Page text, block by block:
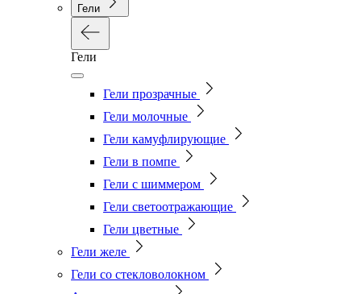
Гели
Гели
Гели прозрачные
Гели молочные
Гели камуфлирующие
Гели в помпе
Гели с шиммером
Гели светоотражающие
Гели цветные
Гели желе
Гели со стекловолокном